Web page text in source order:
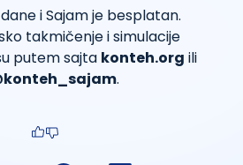
i Sajam je besplatan.
takmičenje i simulacije
putem sajta konteh.org ili
.